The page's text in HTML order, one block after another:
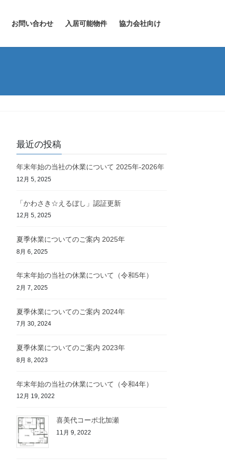
お問い合わせ 入居可能物件 協力会社向け
最近の投稿
年末年始の当社の休業について 2025年-2026年
12月 5, 2025
「かわさき☆えるぼし」認証更新
12月 5, 2025
夏季休業についてのご案内 2025年
8月 6, 2025
年末年始の当社の休業について（令和5年）
2月 7, 2025
夏季休業についてのご案内 2024年
7月 30, 2024
夏季休業についてのご案内 2023年
8月 8, 2023
年末年始の当社の休業について（令和4年）
12月 19, 2022
喜美代コーポ北加瀬
11月 9, 2022